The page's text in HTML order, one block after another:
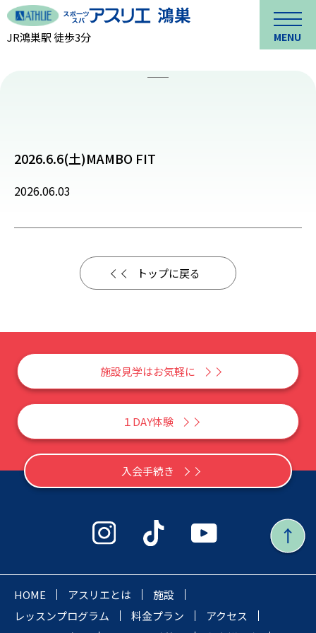
JR鴻巣駅 徒歩3分 MENU
2026.6.6(土)MAMBO FIT
2026.06.03
トップに戻る
施設見学はお気軽に
１DAY体験
入会手続き
HOME アスリエとは
施設
レッスンプログラム
料金プラン
アクセス